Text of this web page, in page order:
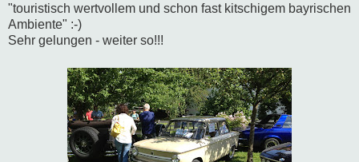
"touristisch wertvollem und schon fast kitschigem bayrischen
Ambiente" :-)
Sehr gelungen - weiter so!!!